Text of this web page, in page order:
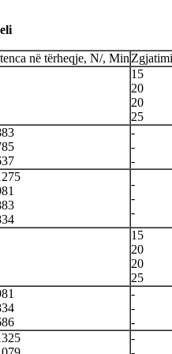
në tërheqje, N/, Min
15
20
20
25
-
-
-
-
-
-
15
20
20
25
-
-
-
-